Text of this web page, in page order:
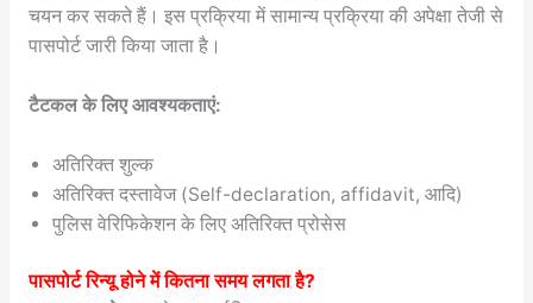
चयन कर सकते हैं। इस प्रक्रिया में सामान्य प्रक्रिया की अपेक्षा तेजी से
पासपोर्ट जारी किया जाता है।
टैटकल के लिए आवश्यकताएं:
अतिरिक्त शुल्क
अतिरिक्त दस्तावेज (Self-declaration, affidavit, आदि)
पुलिस वेरिफिकेशन के लिए अतिरिक्त प्रोसेस
पासपोर्ट रिन्यू होने में कितना समय लगता है?